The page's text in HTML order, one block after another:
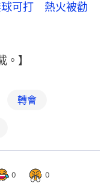
可打　熱火被勸
。】
轉會
0 0